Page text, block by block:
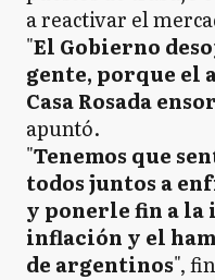
a reactivar el
"El Gobierno
gente, porque el
Casa Rosada
apuntó.
"Tenemos que
todos juntos a
y ponerle fin a la
inflación y el
de argentinos",